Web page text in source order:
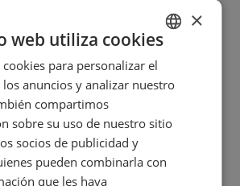
RETINOL –
HIDRATACIÓN
SPANISH
ENGLISH
×
web utiliza cookies
para personalizar el
anuncios y analizar nuestro
compartimos
sobre su uso de nuestro sitio
socios de publicidad y
pueden combinarla con
que les haya